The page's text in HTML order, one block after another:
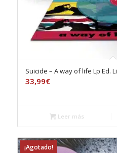
Suicide – A way of life Lp Ed.
33,99€
Leer más
¡Agotado!